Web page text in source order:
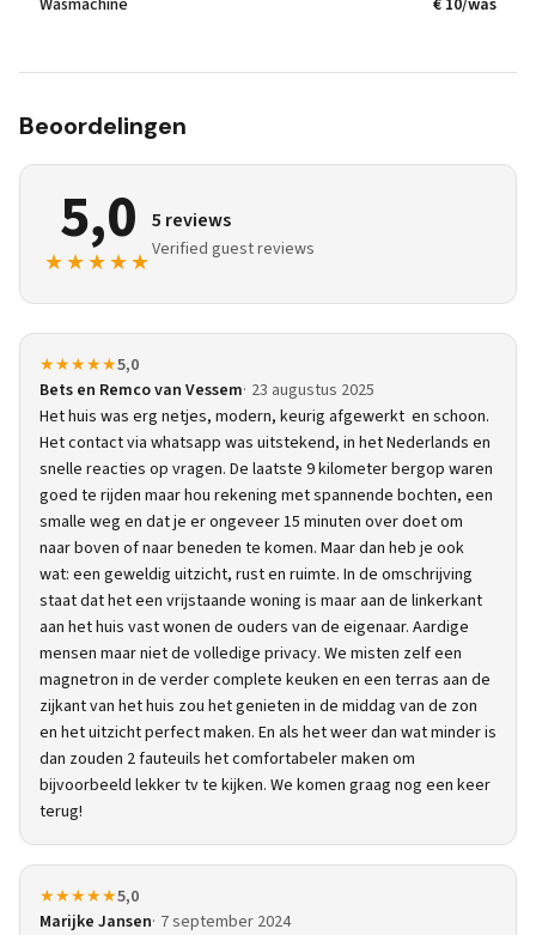
Wasmachine € 10/was
Beoordelingen
5,0
★★★★★
5 reviews
Verified guest reviews
★★★★★5,0
Bets en Remco van Vessem 23 augustus 2025
Het huis was erg netjes, modern, keurig afgewerkt en schoon.
Het contact via whatsapp was uitstekend, in het Nederlands en
snelle reacties op vragen. De laatste 9 kilometer bergop waren
goed te rijden maar hou rekening met spannende bochten, een
smalle weg en dat je er ongeveer 15 minuten over doet om
naar boven of naar beneden te komen. Maar dan heb je ook
wat: een geweldig uitzicht, rust en ruimte. In de omschrijving
staat dat het een vrijstaande woning is maar aan de linkerkant
aan het huis vast wonen de ouders van de eigenaar. Aardige
mensen maar niet de volledige privacy. We misten zelf een
magnetron in de verder complete keuken en een terras aan de
zijkant van het huis zou het genieten in de middag van de zon
en het uitzicht perfect maken. En als het weer dan wat minder is
dan zouden 2 fauteuils het comfortabeler maken om
bijvoorbeeld lekker tv te kijken. We komen graag nog een keer
terug!
★★★★★5,0
Marijke Jansen 7 september 2024